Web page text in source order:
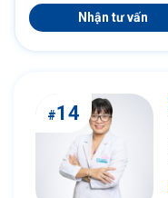
Nhận tư vấn
#14